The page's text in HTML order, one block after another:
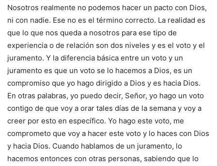
Nosotros realmente no podemos hacer un pacto con Dios,
ni con nadie. Ese no es el término correcto. La realidad es
que lo que nos queda a nosotros para ese tipo de
experiencia o de relación son dos niveles y es el voto y el
juramento. Y la diferencia básica entre un voto y un
juramento es que un voto se lo hacemos a Dios, es un
compromiso que yo hago dirigido a Dios y es hacia Dios.
En otras palabras, yo puedo decir, Señor, yo hago un voto
contigo de que voy a orar tales días de la semana y voy a
creer por esto en específico. Yo hago este voto, me
comprometo que voy a hacer este voto y lo haces con Dios
y hacia Dios. Cuando hablamos de un juramento, lo
hacemos entonces con otras personas, sabiendo que lo